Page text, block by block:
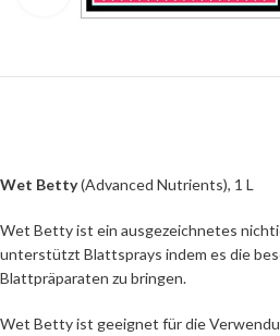
Wet Betty(Advanced Nutrients), 1 L
Wet Betty ist ein ausgezeichnetes
unterstützt Blattsprays indem es die
Blattpräparaten zu bringen.
Wet Betty ist geeignet für die